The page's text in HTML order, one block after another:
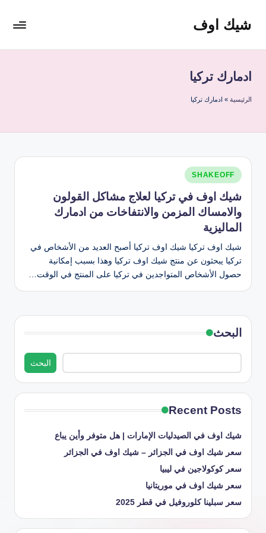
التجاوزشيك اوف
للقولون
من
شركة
صحي
منظف
للقولون
ادمارك تركيا
الرئيسية » ادمارك تركيا
نُشر
في
SHAKEOFF
شيك اوف في تركيا لعلاج مشاكل القولون
والامساك المزمن والانتفاخات من ادمارك
الماليزية
شيك اوف تركيا شيك اوف تركيا أصبح العديد من الأشخاص في
تركيا يبحثون عن منتج شيك اوف تركيا وهذا بسبب إمكانية
حصول الأشخاص المتواجدين في تركيا على المنتج في الوقت…
البحث
البحث
Recent Posts
شيك اوف في الصيدليات الإمارات | هل متوفر وأين يباع
سعر شيك اوف في الجزائر – شيك اوف في الجزائر
سعر كوكولاجين في ليبيا
سعر شيك اوف في موريتانيا
سعر سبلينا كلوروفيل في قطر 2025